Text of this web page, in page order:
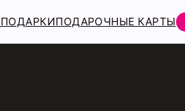
ПОДАРКИПОДАРОЧНЫЕ КАРТЫ